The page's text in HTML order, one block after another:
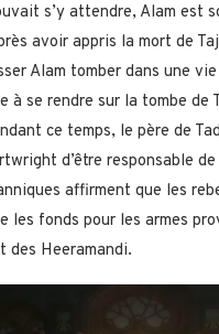
s’y attendre, Alam est
avoir appris la mort de
Alam tomber dans une
à se rendre sur la tombe de
ce temps, le père de
d’être responsable
affirment que les
les fonds pour les armes
des Heeramandi.